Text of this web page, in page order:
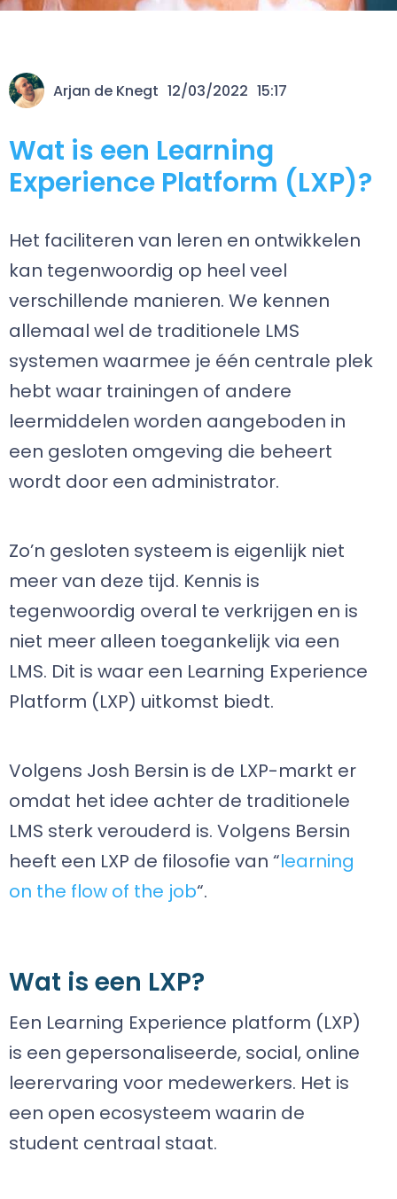
Arjan de Knegt 12/03/2022 15:17
Wat is een Learning
Experience Platform (LXP)?
Het faciliteren van leren en ontwikkelen
kan tegenwoordig op heel veel
verschillende manieren. We kennen
allemaal wel de traditionele LMS
systemen waarmee je één centrale plek
hebt waar trainingen of andere
leermiddelen worden aangeboden in
een gesloten omgeving die beheert
wordt door een administrator.
Zo’n gesloten systeem is eigenlijk niet
meer van deze tijd. Kennis is
tegenwoordig overal te verkrijgen en is
niet meer alleen toegankelijk via een
LMS. Dit is waar een Learning Experience
Platform (LXP) uitkomst biedt.
Volgens Josh Bersin is de LXP-markt er
omdat het idee achter de traditionele
LMS sterk verouderd is. Volgens Bersin
heeft een LXP de filosofie van “learning
on the flow of the job“.
Wat is een LXP?
Een Learning Experience platform (LXP)
is een gepersonaliseerde, social, online
leerervaring voor medewerkers. Het is
een open ecosysteem waarin de
student centraal staat.